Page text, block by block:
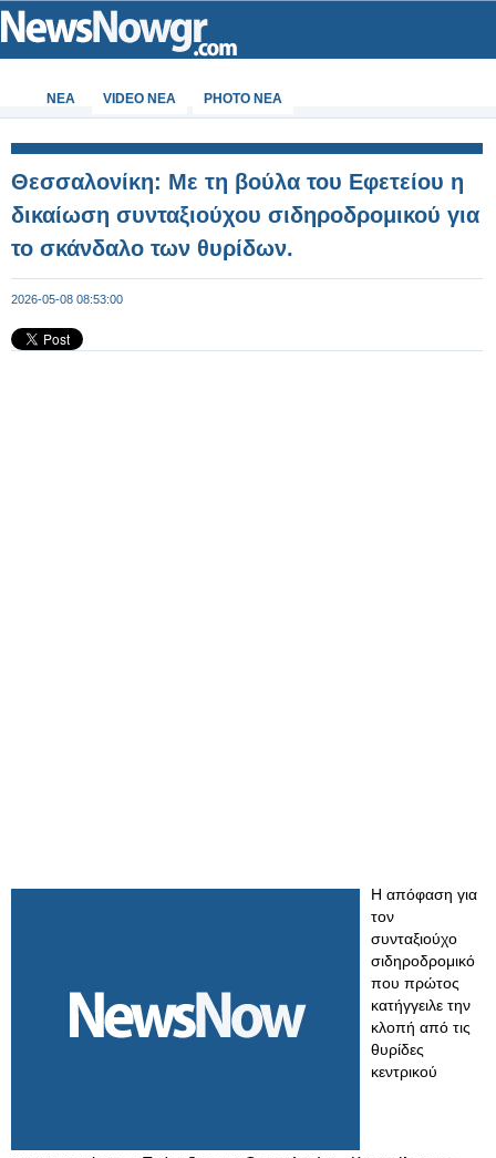
ΝΕΑ VIDEO NEA PHOTO NEA
Θεσσαλονίκη: Με τη βούλα του Εφετείου η
δικαίωση συνταξιούχου σιδηροδρομικού για
το σκάνδαλο των θυρίδων.
2026-05-08 08:53:00
Η απόφαση για
τον
συνταξιούχο
σιδηροδρομικό
που πρώτος
κατήγγειλε την
κλοπή από τις
θυρίδες
κεντρικού